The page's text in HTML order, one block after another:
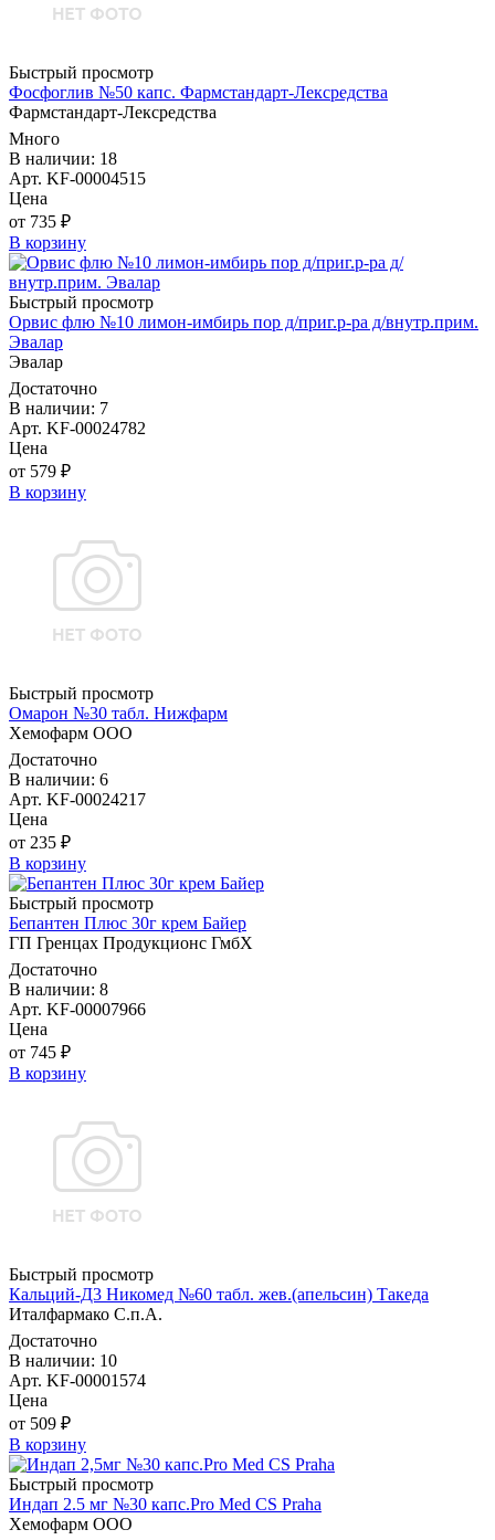
Быстрый просмотр
Фосфоглив №50 капс. Фармстандарт-Лексредства
Фармстандарт-Лексредства
Много
В наличии: 18
Арт. KF-00004515
Цена
от 735 ₽
В корзину
Быстрый просмотр
Орвис флю №10 лимон-имбирь пор д/приг.р-ра д/внутр.прим.
Эвалар
Эвалар
Достаточно
В наличии: 7
Арт. KF-00024782
Цена
от 579 ₽
В корзину
Быстрый просмотр
Омарон №30 табл. Нижфарм
Хемофарм ООО
Достаточно
В наличии: 6
Арт. KF-00024217
Цена
от 235 ₽
В корзину
Быстрый просмотр
Бепантен Плюс 30г крем Байер
ГП Гренцах Продукционс ГмбХ
Достаточно
В наличии: 8
Арт. KF-00007966
Цена
от 745 ₽
В корзину
Быстрый просмотр
Кальций-Д3 Никомед №60 табл. жев.(апельсин) Такеда
Италфармако С.п.А.
Достаточно
В наличии: 10
Арт. KF-00001574
Цена
от 509 ₽
В корзину
Быстрый просмотр
Индап 2.5 мг №30 капс.Pro Med CS Praha
Хемофарм ООО